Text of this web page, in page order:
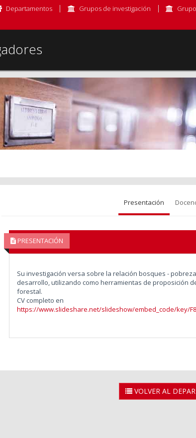
Departamentos Grupos de investigación
Presentación
PRESENTACIÓN
Su investigación versa sobre la relación bosques -
desarrollo, utilizando como herramientas de proposición
forestal.
CV completo en
https://www.slideshare.net/slideshow/embed_code/key/
VOLVER AL